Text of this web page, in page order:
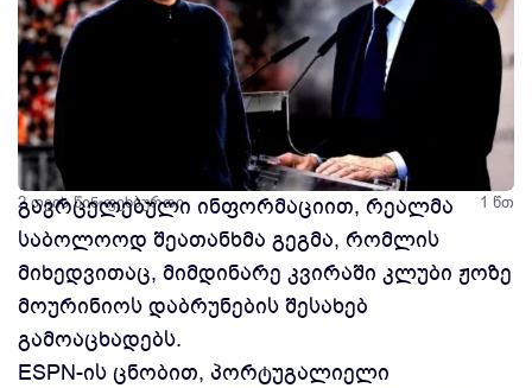
2 თვის წინ ფეხბურთი 1 წთ
გავრცელებული ინფორმაციით, რეალმა
საბოლოოდ შეათანხმა გეგმა, რომლის
მიხედვითაც, მიმდინარე კვირაში კლუბი ჟოზე
მოურინიოს დაბრუნების შესახებ
გამოაცხადებს.
ESPN-ის ცნობით, პორტუგალიელი